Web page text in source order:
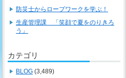
防災士からロープワークを学ぶ！
生産管理課 「笑顔で夏をのりきろ
う」
カテゴリ
BLOG (3,489)